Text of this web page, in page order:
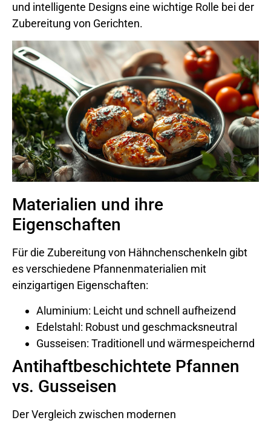
und intelligente Designs eine wichtige Rolle bei der
Zubereitung von Gerichten.
Materialien und ihre
Eigenschaften
Für die Zubereitung von Hähnchenschenkeln gibt
es verschiedene Pfannenmaterialien mit
einzigartigen Eigenschaften:
Aluminium: Leicht und schnell aufheizend
Edelstahl: Robust und geschmacksneutral
Gusseisen: Traditionell und wärmespeichernd
Antihaftbeschichtete Pfannen
vs. Gusseisen
Der Vergleich zwischen modernen